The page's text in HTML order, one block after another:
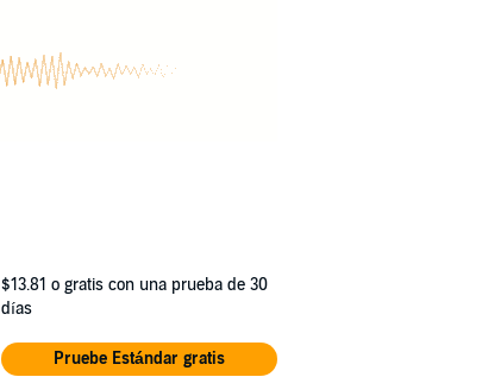
$13.81 o gratis con una prueba de 30
días
Pruebe Estándar gratis